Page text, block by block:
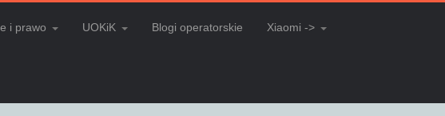
i prawo UOKiK Blogi operatorskie Xiaomi ->